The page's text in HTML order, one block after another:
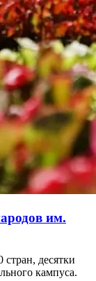
им.
десятки
кампуса.